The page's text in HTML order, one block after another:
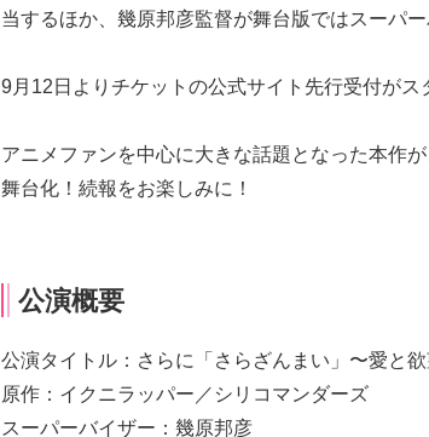
当するほか、幾原邦彦監督が舞台版ではスーパー
9月12日よりチケットの公式サイト先行受付がス
アニメファンを中心に大きな話題となった本作
舞台化！続報をお楽しみに！
公演概要
公演タイトル：さらに「さらざんまい」〜愛と
原作：イクニラッパー／シリコマンダーズ
スーパーバイザー：幾原邦彦